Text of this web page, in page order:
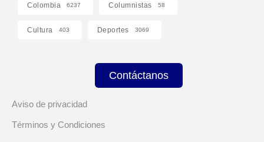
Colombia 6237 Columnistas 58
Cultura 403 Deportes 3069
Contáctanos
Aviso de privacidad
Términos y Condiciones